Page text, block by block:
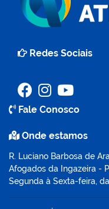
Redes Sociais
Fale Conosco
Onde estamos
R. Luciano Barbosa de
Afogados da Ingazeira -
Segunda à Sexta-feira,